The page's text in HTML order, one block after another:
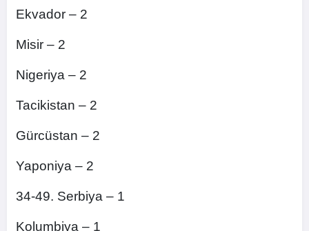
Ekvador – 2
Misir – 2
Nigeriya – 2
Tacikistan – 2
Gürcüstan – 2
Yaponiya – 2
34-49. Serbiya – 1
Kolumbiya – 1